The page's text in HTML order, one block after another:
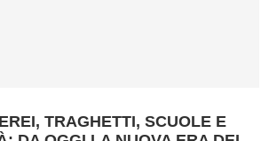
TRAGHETTI, SCUOLE E